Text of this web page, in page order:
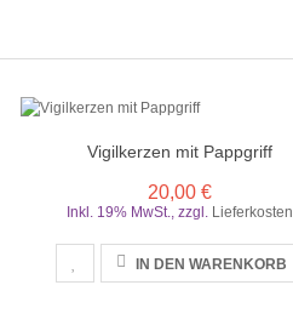
Vigilkerzen mit Pappgriff
20,00 €
Inkl. 19% MwSt. ,zzgl. Lieferkosten
IN DEN WARENKORB